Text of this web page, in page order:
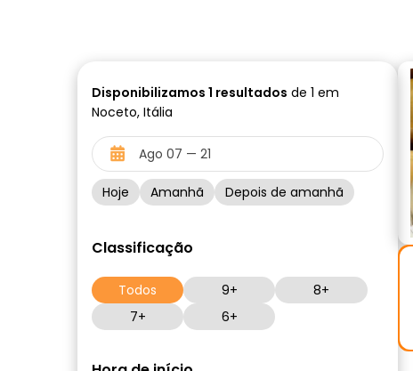
Disponibilizamos 1 resultados de 1 em
Noceto, Itália
Hoje Amanhã Depois de amanhã
Classificação
Todos 9+
8+
7+
6+